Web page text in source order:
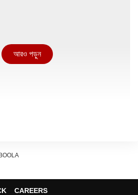
আরও পড়ুন
CAREERS